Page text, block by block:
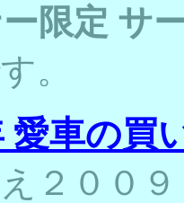
限定 サ
。
愛車の買
２００９